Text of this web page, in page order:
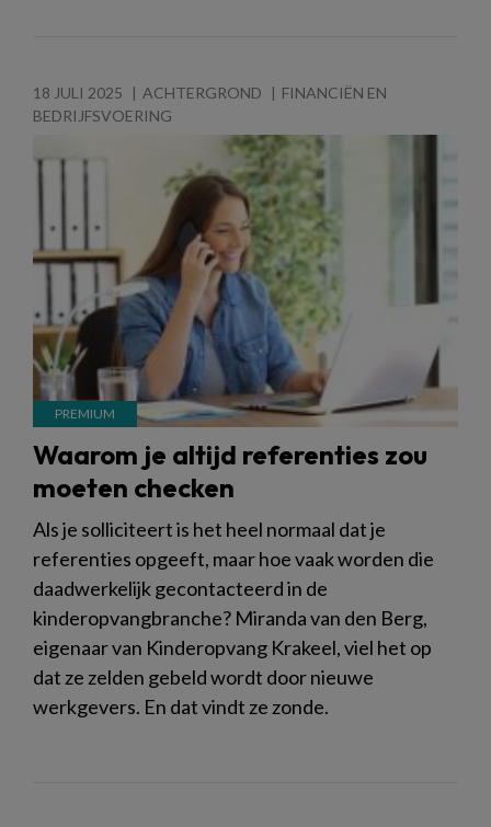
18 JULI 2025 ACHTERGROND
FINANCIËN EN
BEDRIJFSVOERING
Waarom je altijd referenties zou
moeten checken
Als je solliciteert is het heel normaal dat je
referenties opgeeft, maar hoe vaak worden die
daadwerkelijk gecontacteerd in de
kinderopvangbranche? Miranda van den Berg,
eigenaar van Kinderopvang Krakeel, viel het op
dat ze zelden gebeld wordt door nieuwe
werkgevers. En dat vindt ze zonde.